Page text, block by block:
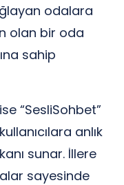
odalara
olan bir oda
sahip
“SesliSohbet”
anlık
sunar. İllere
sayesinde